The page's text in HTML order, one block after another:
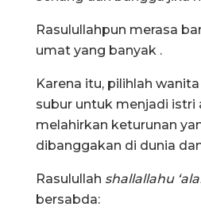
Rasulullahpun merasa
umat yang banyak .
Karena itu, pilihlah
subur untuk menjadi istri
melahirkan keturunan
dibanggakan di dunia
Rasulullah shallallahu
bersabda: